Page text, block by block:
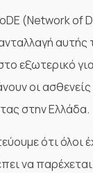
(Network of
εξωτερικό
οι
στην Ελλάδα.
ότι όλοι
να